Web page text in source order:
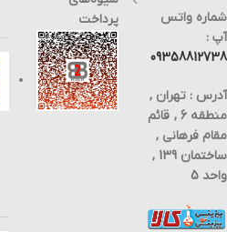
Toxoplasma
IgG
در
معرفی
انگل
توکسوپلاسما
می
توان
که
انگل
بهترین
گزینه
برای
می
توان
آن
شماره واتس
آپ :
09358812738
آدرس : تهران ,
منطقه 6 , قائم
مقام فرهانی ,
ساختمان 139 ,
واحد 5
پرداخت